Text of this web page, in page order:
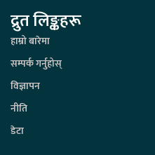
द्रुत लिङ्कहरू
हाम्रो बारेमा
सम्पर्क गर्नुहोस्
विज्ञापन
नीति
डेटा